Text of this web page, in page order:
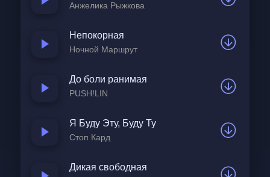
Анжелика Рыжкова
Непокорная
Ночной Маршрут
До боли ранимая
PUSH!LIN
Я Буду Эту, Буду Ту
Стоп Кард
Дикая свободная